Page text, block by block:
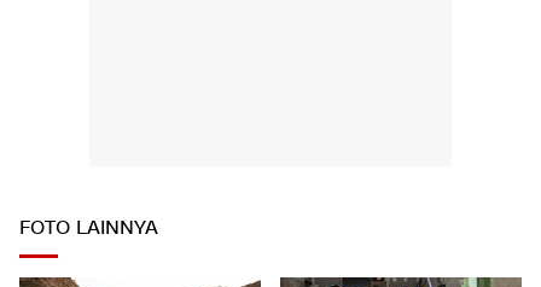
FOTO LAINNYA